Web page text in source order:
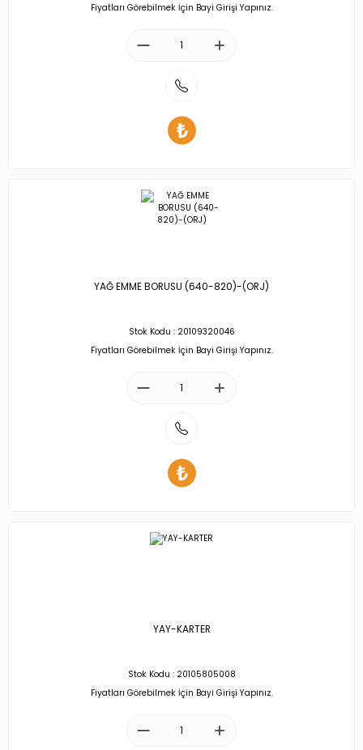
Fiyatları Görebilmek İçin Bayi Girişi Yapınız.
YAĞ EMME BORUSU (640-820)-(ORJ)
Stok Kodu : 20109320046
Fiyatları Görebilmek İçin Bayi Girişi Yapınız.
YAY-KARTER
Stok Kodu : 20105805008
Fiyatları Görebilmek İçin Bayi Girişi Yapınız.